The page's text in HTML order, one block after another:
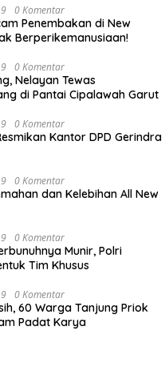
0 Komentar
Penembakan di New
Berperikemanusiaan!
0 Komentar
Nelayan Tewas
di Pantai Cipalawah Garut
0 Komentar
Kantor DPD Gerindra
0 Komentar
dan Kelebihan All New
0 Komentar
Munir, Polri
Tim Khusus
0 Komentar
60 Warga Tanjung Priok
Padat Karya